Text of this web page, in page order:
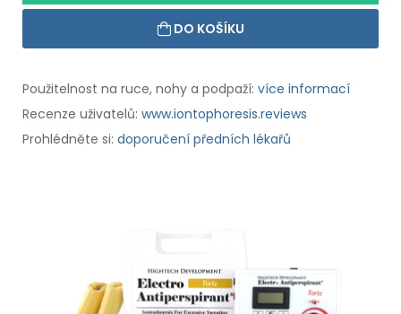
DO KOŠÍKU
Použitelnost na ruce, nohy a podpaží: více informací
Recenze uživatelů: www.iontophoresis.reviews
Prohlédněte si: doporučení předních lékařů